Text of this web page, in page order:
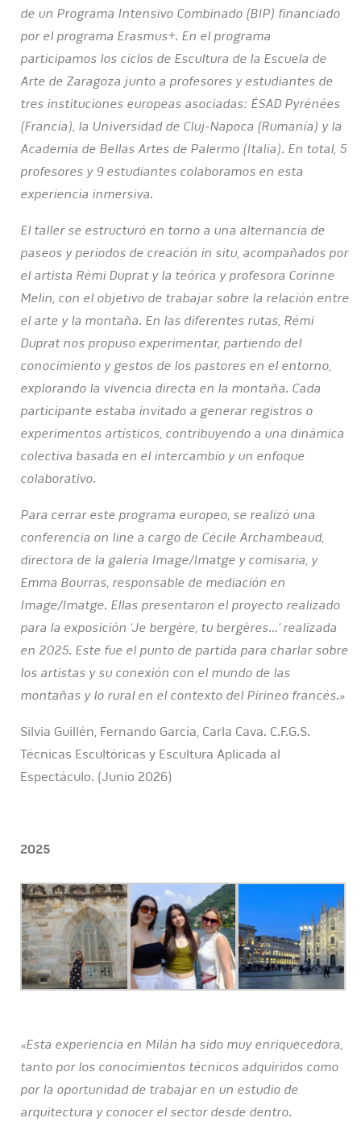
de un Programa Intensivo Combinado (BIP) financiado
por el programa Erasmus+. En el programa
participamos los ciclos de Escultura de la Escuela de
Arte de Zaragoza junto a profesores y estudiantes de
tres instituciones europeas asociadas: ÉSAD Pyrénées
(Francia), la Universidad de Cluj-Napoca (Rumanía) y la
Academia de Bellas Artes de Palermo (Italia). En total, 5
profesores y 9 estudiantes colaboramos en esta
experiencia inmersiva.
El taller se estructuró en torno a una alternancia de
paseos y periodos de creación in situ, acompañados por
el artista Rémi Duprat y la teórica y profesora Corinne
Melin, con el objetivo de trabajar sobre la relación entre
el arte y la montaña. En las diferentes rutas, Rémi
Duprat nos propuso experimentar, partiendo del
conocimiento y gestos de los pastores en el entorno,
explorando la vivencia directa en la montaña. Cada
participante estaba invitado a generar registros o
experimentos artísticos, contribuyendo a una dinámica
colectiva basada en el intercambio y un enfoque
colaborativo.
Para cerrar este programa europeo, se realizó una
conferencia on line a cargo de Cécile Archambeaud,
directora de la galería Image/Imatge y comisaria, y
Emma Bourras, responsable de mediación en
Image/Imatge. Ellas presentaron el proyecto realizado
para la exposición ‘Je bergère, tu bergères…’ realizada
en 2025. Este fue el punto de partida para charlar sobre
los artistas y su conexión con el mundo de las
montañas y lo rural en el contexto del Pirineo francés.»
Silvia Guillén, Fernando García, Carla Cava. C.F.G.S.
Técnicas Escultóricas y Escultura Aplicada al
Espectáculo. (Junio 2026)
2025
«Esta experiencia en Milán ha sido muy enriquecedora,
tanto por los conocimientos técnicos adquiridos como
por la oportunidad de trabajar en un estudio de
arquitectura y conocer el sector desde dentro.